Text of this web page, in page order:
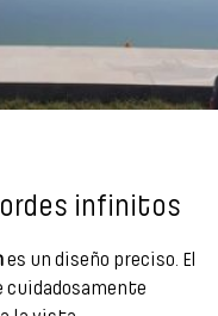
infinitos
es un diseño preciso. El
cuidadosamente